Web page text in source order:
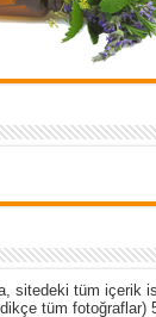
sitedeki tüm içerik
tüm fotoğraflar)